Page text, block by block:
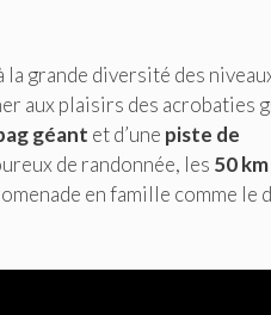
grande diversité des
aux plaisirs des acrobaties
géant et d’une piste de
de randonnée, les 50
en famille comme le